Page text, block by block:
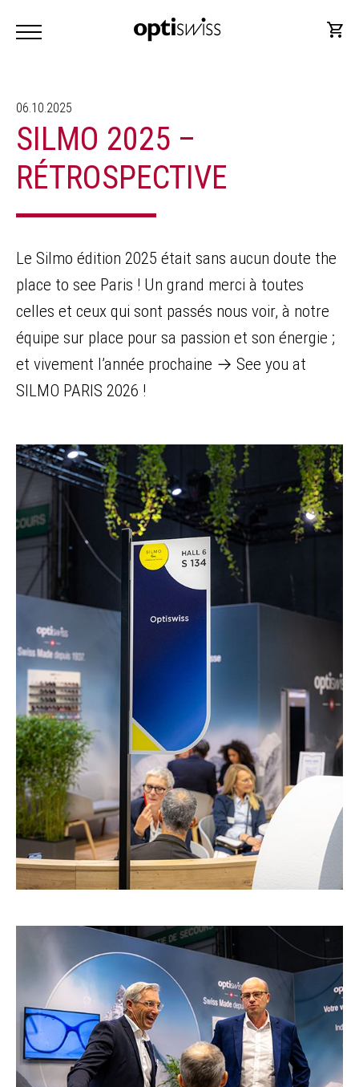
06.10.2025
SILMO 2025 –
RÉTROSPECTIVE
Le Silmo édition 2025 était sans aucun doute the
place to see Paris ! Un grand merci à toutes
celles et ceux qui sont passés nous voir, à notre
équipe sur place pour sa passion et son énergie ;
et vivement l’année prochaine → See you at
SILMO PARIS 2026 !